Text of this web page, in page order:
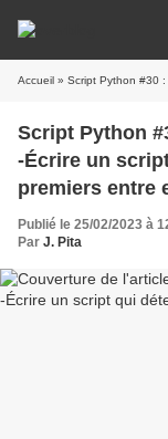
Accueil » Script Python #30 : TP
Script Python
-Écrire un
premiers entre
Publié le 25/02/2023 à
Par J. Pita